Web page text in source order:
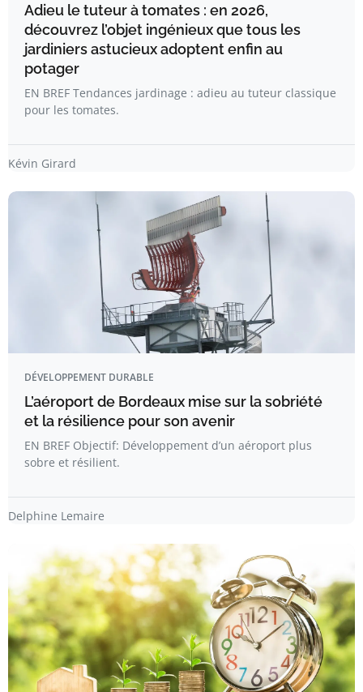
Adieu le tuteur à tomates : en 2026,
découvrez l’objet ingénieux que tous les
jardiniers astucieux adoptent enfin au
potager
EN BREF Tendances jardinage : adieu au tuteur classique
pour les tomates.
Kévin Girard
DÉVELOPPEMENT DURABLE
L’aéroport de Bordeaux mise sur la sobriété
et la résilience pour son avenir
EN BREF Objectif: Développement d’un aéroport plus
sobre et résilient.
Delphine Lemaire